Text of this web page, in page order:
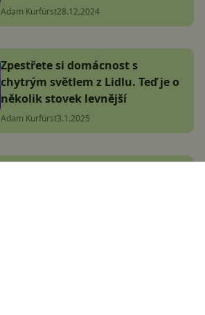
Adam Kurfürst28.12.2024
Zpestřete si domácnost s
chytrým světlem z Lidlu. Teď je o
několik stovek levnější
Adam Kurfürst3.1.2025